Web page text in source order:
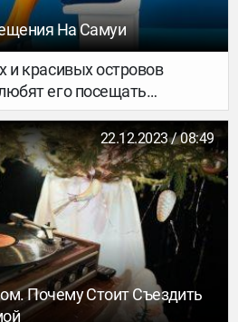
На Самуи
и красивых островов
его посещать
пляжам,
множеству интересных
Давайте узнаем, что
первую очередь и как
острова.
22.12.2023 / 08:49
Почему Стоит Съездить